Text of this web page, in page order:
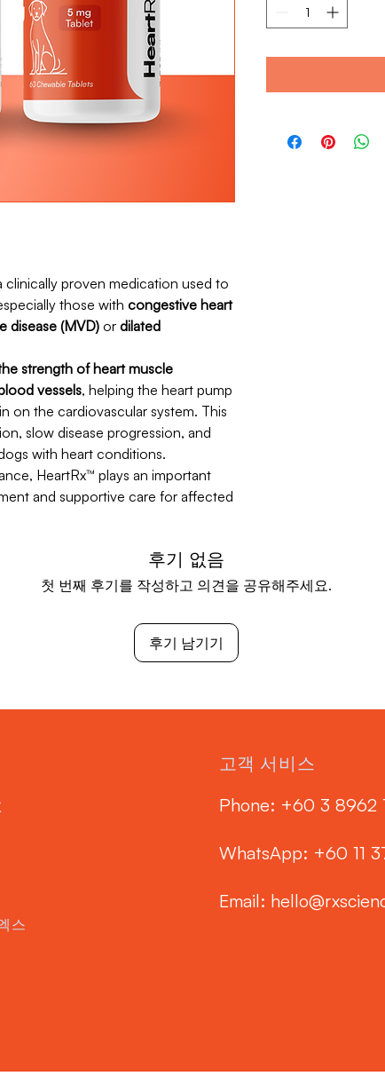
clinically proven medication used to
those with congestive heart
disease (MVD) or dilated
strength of heart muscle
vessels, helping the heart pump
on the cardiovascular system. This
slow disease progression, and
with heart conditions.
HeartRx™ plays an important
and supportive care for affected
후기 없음
첫 번째 후기를 작성하고 의견을 공유해주세요.
후기 남기기
스
고객 서비스
Phone: ‭+60 3 8962
WhatsApp: +60 11
Email: